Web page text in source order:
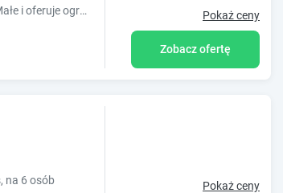
Obiekt Chataa położony jest w miejscowości Szczechy Małe i oferuje ogród, taras oraz bezpłatne Wi-Fi. Odległość ważnych miejsc od obiektu: T Pokaż ceny
Zobacz ofertę
na 6 osób Pokaż ceny